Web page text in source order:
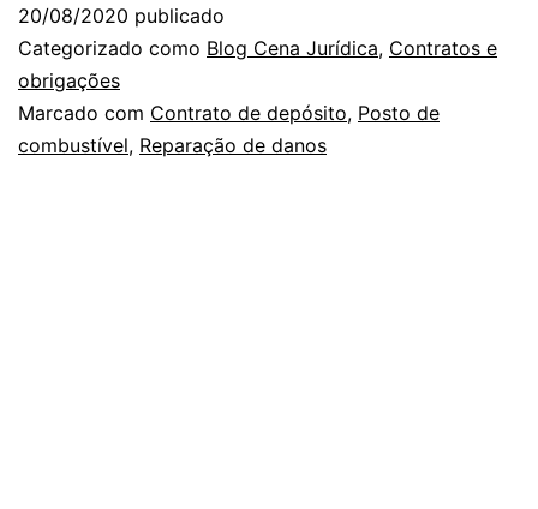
20/08/2020 publicado
Categorizado como Blog Cena Jurídica, Contratos e
obrigações
Marcado com Contrato de depósito, Posto de
combustível, Reparação de danos